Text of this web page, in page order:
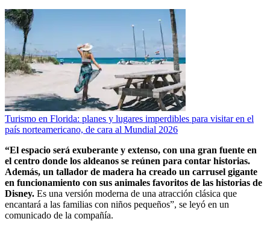
Turismo en Florida: planes y lugares imperdibles para visitar en el
país norteamericano, de cara al Mundial 2026
“El espacio será exuberante y extenso, con una gran fuente en
el centro donde los aldeanos se reúnen para contar historias.
Además, un tallador de madera ha creado un carrusel gigante
en funcionamiento con sus animales favoritos de las historias de
Disney. Es una versión moderna de una atracción clásica que
encantará a las familias con niños pequeños”, se leyó en un
comunicado de la compañía.